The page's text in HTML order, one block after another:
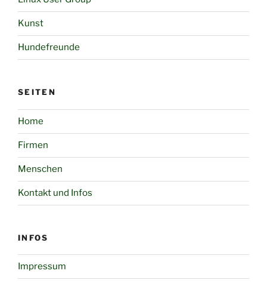
Kunst
Hundefreunde
SEITEN
Home
Firmen
Menschen
Kontakt und Infos
INFOS
Impressum